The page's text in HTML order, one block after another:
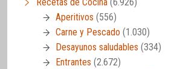
Recetas de Cocina (6.926)
Aperitivos (556)
Carne y Pescado (1.030)
Desayunos saludables (334)
Entrantes (2.672)